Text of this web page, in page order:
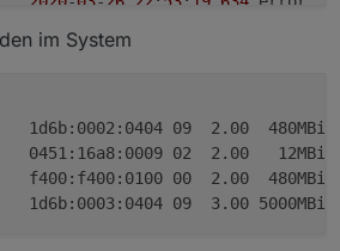
2020 -03-26
2020- 03-26 22: 53: 19.623
2020 - 03-26 22: 53: 19.622
im System
1d6b:0002:0404 09  2.00
0451:16a8:0009 02  2.00
f400:f400:0100 00  2.00
1d6b:0003:0404 09  3.00